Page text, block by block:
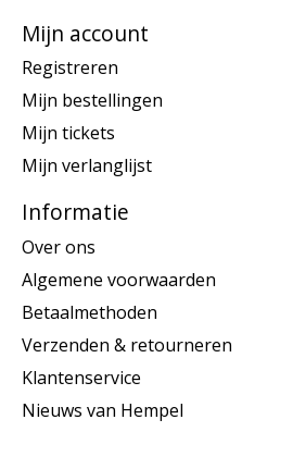
Mijn account
Registreren
Mijn bestellingen
Mijn tickets
Mijn verlanglijst
Informatie
Over ons
Algemene voorwaarden
Betaalmethoden
Verzenden & retourneren
Klantenservice
Nieuws van Hempel